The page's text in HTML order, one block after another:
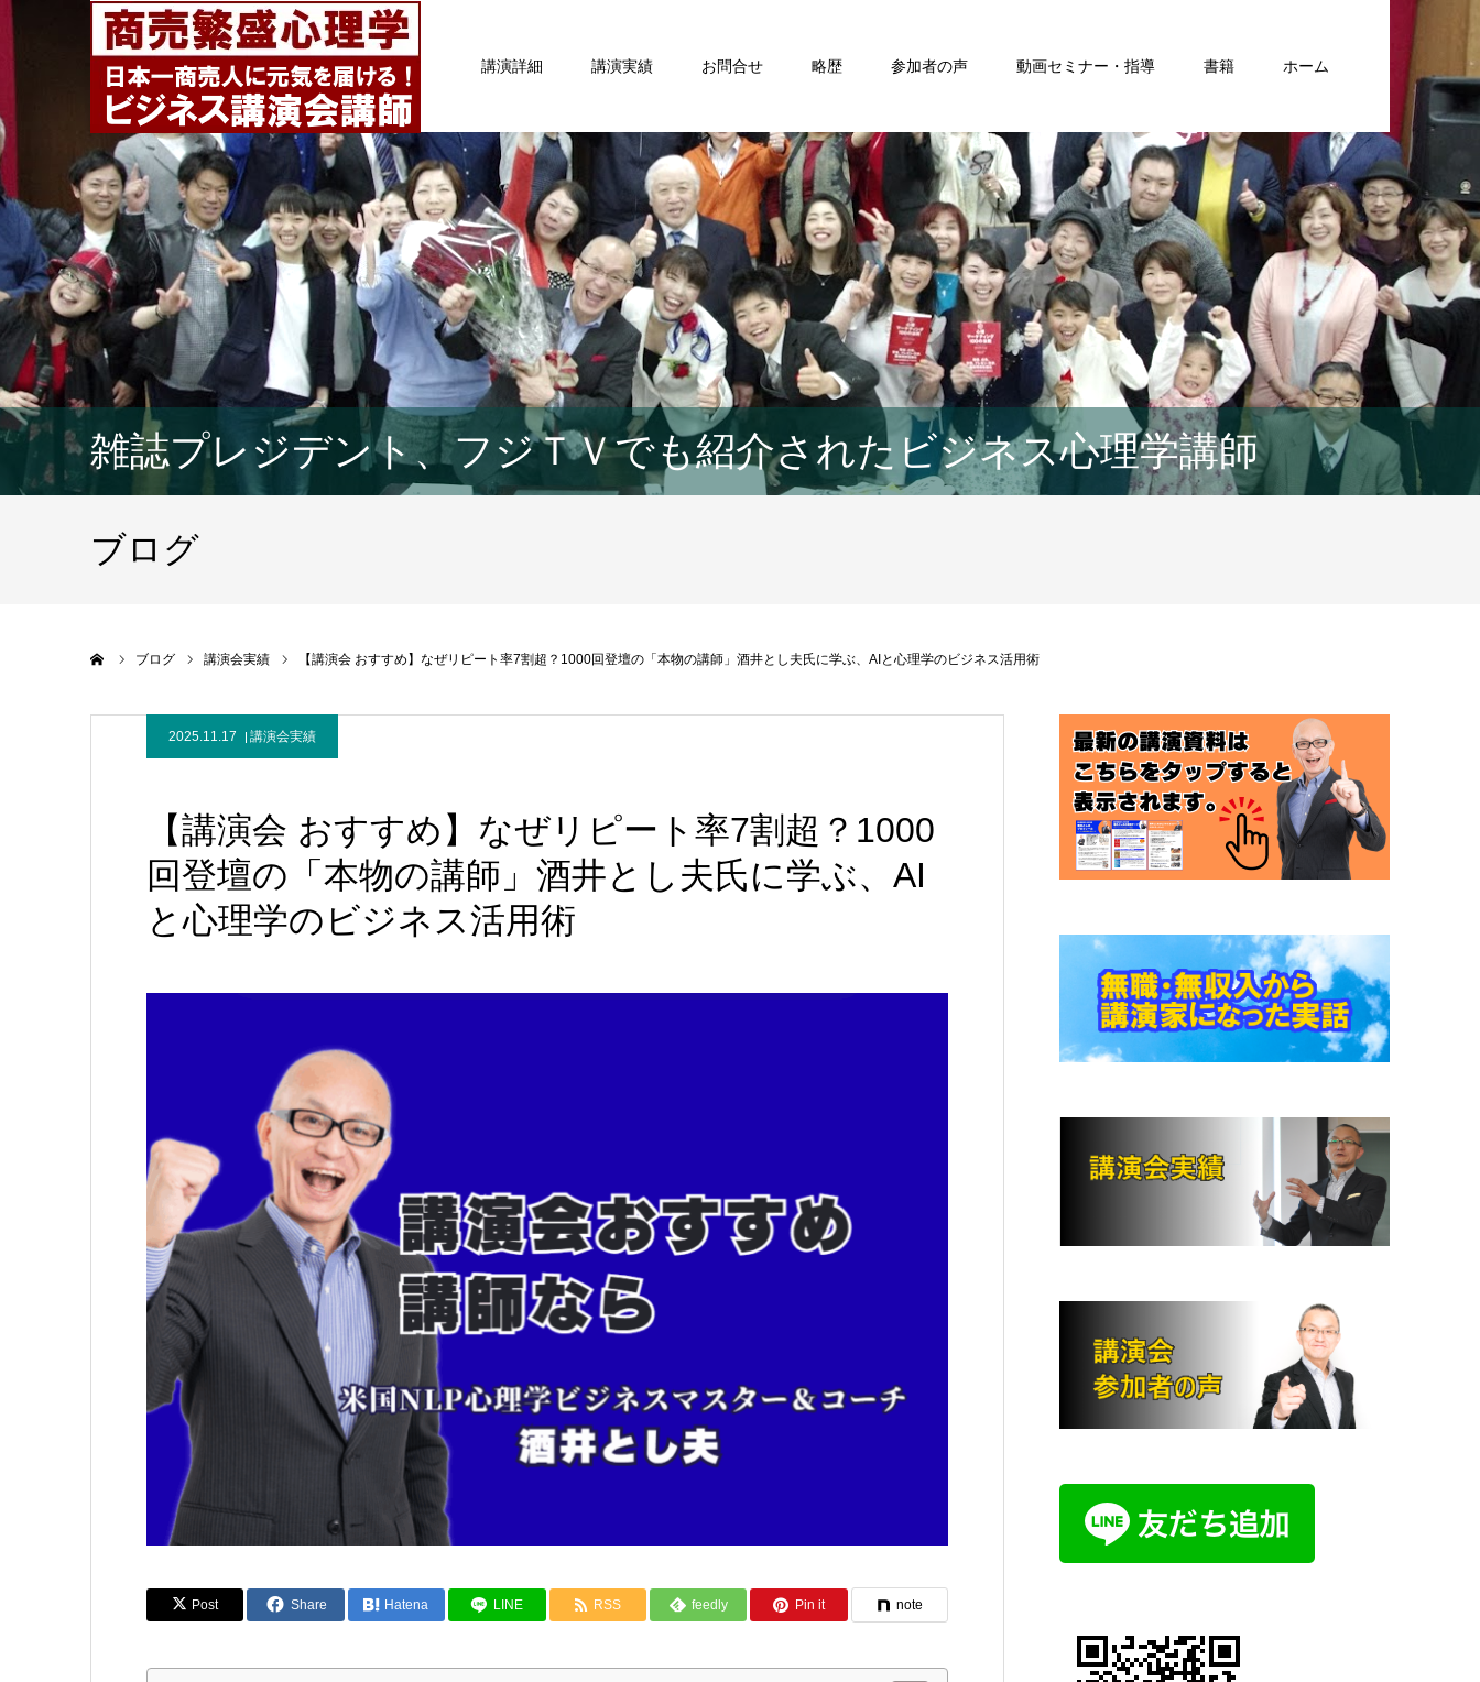
講演詳細 講演実績 お問合せ 略歴 参加者の声 動画セミナー・指導 書籍 ホーム
雑誌プレジデント、フジＴＶでも紹介されたビジネス心理学講師
ブログ
ブログ 講演会実績 【講演会 おすすめ】なぜリピート率7割超？1000回登壇の「本物の講師」酒井とし夫氏に学ぶ、AIと心理学のビジネス活用術
2025.11.17 講演会実績
【講演会 おすすめ】なぜリピート率7割超？1000
回登壇の「本物の講師」酒井とし夫氏に学ぶ、AI
と心理学のビジネス活用術
Post Share Hatena LINE RSS feedly Pin it note